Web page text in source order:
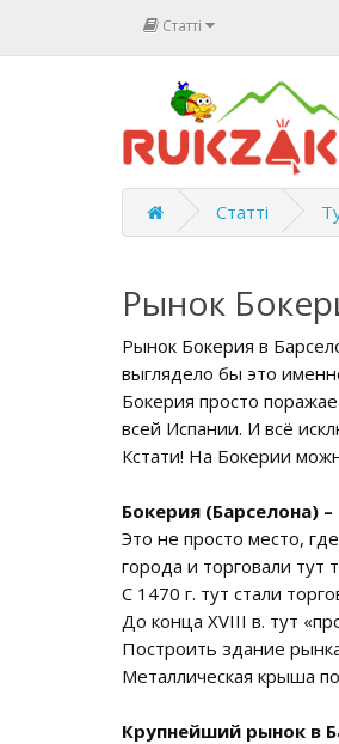
Статті
Статті
Рынок
Рынок Бокерия в
выглядело бы это
Бокерия просто
всей Испании. И всё
Кстати! На Бокерии
Бокерия (Барселона)
Это не просто место,
города и торговали тут
С 1470 г. тут стали
До конца XVIII в. тут
Построить здание
Металлическая крыша
Крупнейший рынок в